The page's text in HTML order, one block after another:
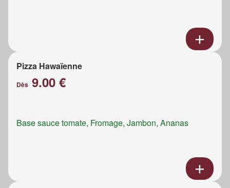
Pizza Hawaïenne
Dès 9.00 €
Base sauce tomate, Fromage, Jambon, Ananas